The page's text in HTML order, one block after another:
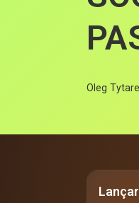
Oleg